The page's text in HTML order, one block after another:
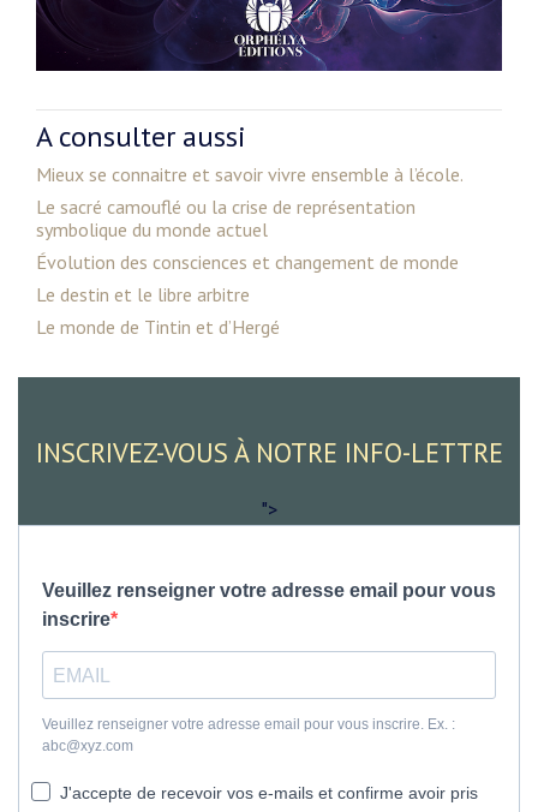
A consulter aussi
Mieux se connaitre et savoir vivre ensemble à l’école.
Le sacré camouflé ou la crise de représentation
symbolique du monde actuel
Évolution des consciences et changement de monde
Le destin et le libre arbitre
Le monde de Tintin et d’Hergé
INSCRIVEZ-VOUS À NOTRE INFO-LETTRE
">
Veuillez renseigner votre adresse email pour vous
inscrire
Veuillez renseigner votre adresse email pour vous inscrire. Ex. :
abc@xyz.com
J'accepte de recevoir vos e-mails et confirme avoir pris